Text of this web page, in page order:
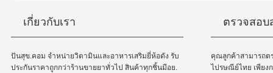
เกี่ยวกับเรา
ปันสุข.คอม จำหน่ายวิตามินและอาหารเสริมยี่ห้อดัง รับ
ประกันราคาถูกกว่าร้านขายยาทั่วไป สินค้าทุกชิ้นมีอย.
ตรวจสอ
คุณลูกค้าสามารถต
ไปรษณีย์ไทย เพียง